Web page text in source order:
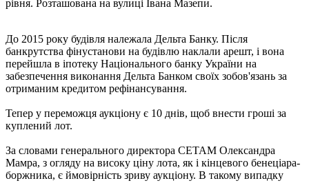
рівня. Розташована на вулиці Івана Мазепи.
До 2015 року будівля належала Дельта Банку. Після
банкрутства фінустанови на будівлю наклали арешт, і вона
перейшла в іпотеку Національного банку України на
забезпечення виконання Дельта Банком своїх зобов'язань за
отриманим кредитом рефінансування.
Тепер у переможця аукціону є 10 днів, щоб внести гроші за
куплений лот.
За словами генерального директора СЕТАМ Олександра
Мамра, з огляду на високу ціну лота, як і кінцевого бенеціара-
боржника, є ймовірність зриву аукціону. В такому випадку